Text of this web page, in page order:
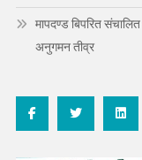
मापदण्ड बिपरित
अनुगमन तीव्र